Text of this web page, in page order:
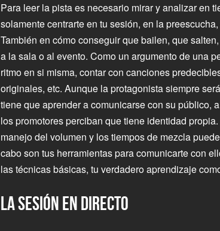
Para leer la pista es necesario mirar y analizar en
solamente centrarte en tu sesión, en la
También en cómo conseguir que bailen, que
a la sala o al evento. Como un argumento de una
ritmo en si misma, contar con canciones
originales, etc. Aunque la protagonista siempre
tiene que aprender a comunicarse con su público,
los promotores perciban que tiene identidad
manejo del volumen y los tiempos de mezcla
cabo son tus herramientas para comunicarte con
las técnicas básicas, tu verdadero aprendizaje
LA SESIÓN EN DIRECTO